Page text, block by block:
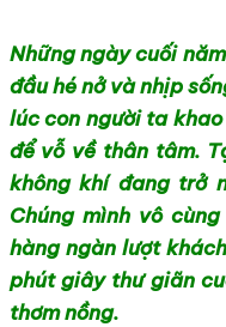
Những ngày cuối
đầu hé nở và nhịp
lúc con người ta
để vỗ về thân tâm.
không khí đang trở
Chúng mình vô
hàng ngàn lượt
phút giây thư giãn
thơm nồng.